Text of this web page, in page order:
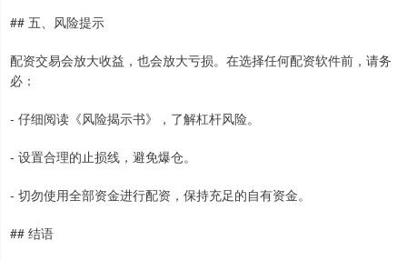
## 五、风险提示
配资交易会放大收益，也会放大亏损。在选择任何配资软件前，请务
必：
- 仔细阅读《风险揭示书》，了解杠杆风险。
- 设置合理的止损线，避免爆仓。
- 切勿使用全部资金进行配资，保持充足的自有资金。
## 结语